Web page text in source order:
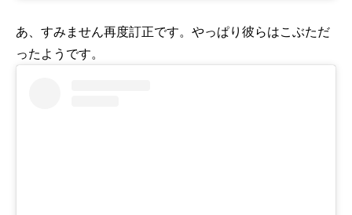
あ、すみません再度訂正です。やっぱり彼らはこぶただ
ったようです。